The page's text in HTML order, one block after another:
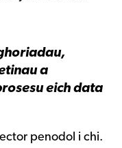
a
eich data
penodol i chi.